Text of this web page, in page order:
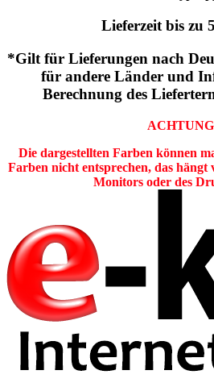
Lieferzeit bis zu
*Gilt für Lieferungen nach
für andere Länder und
Berechnung des
ACHTUNG
Die dargestellten Farben können
Farben nicht entsprechen, das hängt
Monitors oder des